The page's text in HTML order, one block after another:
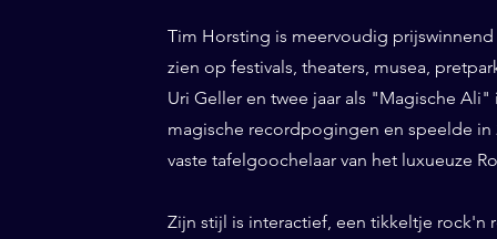
Tim Horsting is meervoudig
zien op festivals, theaters, musea,
Uri Geller en twee jaar als "Magische
magische recordpogingen en speelde in
vaste tafelgoochelaar van het luxueuze
Zijn stijl is interactief, een tikkeltje rock'n